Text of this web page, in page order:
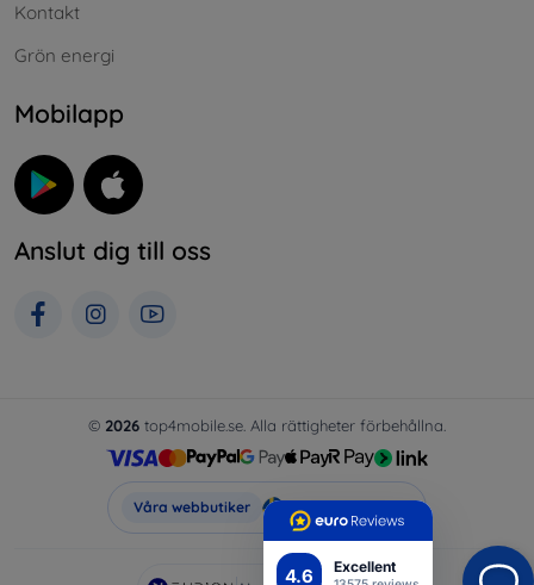
4.6 Excellent
Kontakt
Grön energi
Mobilapp
Anslut dig till oss
© 2026 top4mobile.se. Alla rättigheter förbehållna.
Våra webbutiker Top4Mobile.se